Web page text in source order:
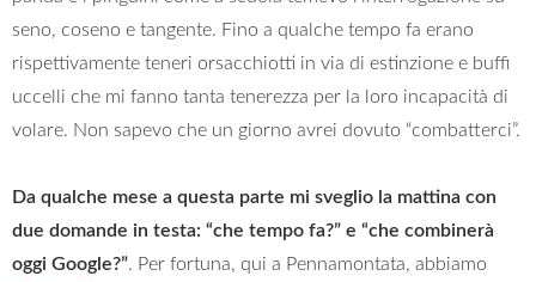
seno, coseno e tangente. Fino a qualche tempo fa erano
rispettivamente teneri orsacchiotti in via di estinzione e buffi
uccelli che mi fanno tanta tenerezza per la loro incapacità di
volare. Non sapevo che un giorno avrei dovuto “combatterci”.
Da qualche mese a questa parte mi sveglio la mattina con
due domande in testa: “che tempo fa?” e “che combinerà
oggi Google?”. Per fortuna, qui a Pennamontata, abbiamo